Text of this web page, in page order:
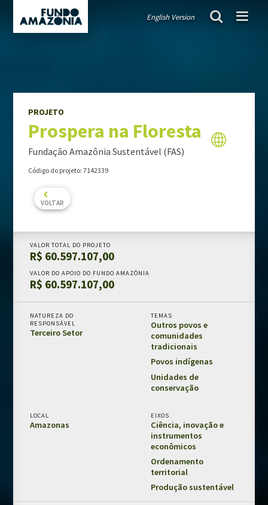
English Version
Governança
TRANSPARÊNCIA
Informe de carteira
PROJETOS APOIADOS
COMO APRESENTAR PROJETOS
Chamadas públicas
Documentos de suporte
PRÊMIO FUNDO AMAZÔNIA
Salvaguardas de REDD+
PROJETO
Prospera na Floresta
Fundação Amazônia Sustentável (FAS)
Código do projeto: 7142339
VOLTAR
VALOR TOTAL DO PROJETO
R$ 60.597.107,00
VALOR DO APOIO DO FUNDO AMAZÔNIA
R$ 60.597.107,00
NATUREZA DO
RESPONSÁVEL
Terceiro Setor
TEMAS
Outros povos e
comunidades
tradicionais
Povos indígenas
Unidades de
conservação
LOCAL
Amazonas
EIXOS
Ciência, inovação e
instrumentos
econômicos
Ordenamento
territorial
Produção sustentável